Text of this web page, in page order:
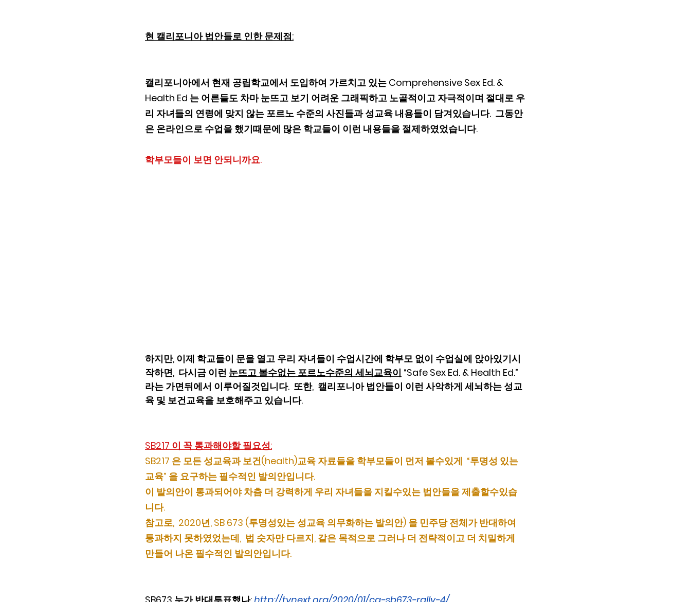
현 캘리포니아 법안들로 인한 문제점:
캘리포니아에서 현재 공립학교에서 도입하여 가르치고 있는 Comprehensive Sex Ed. &
Health Ed 는 어른들도 차마 눈뜨고 보기 어려운 그래픽하고 노골적이고 자극적이며 절대로 우
리 자녀들의 연령에 맞지 않는 포르노 수준의 사진들과 성교육 내용들이 담겨있습니다.  그동안
은 온라인으로 수업을 했기때문에 많은 학교들이 이런 내용들을 절제하였었습니다.
학부모들이 보면 안되니까요.
하지만, 이제 학교들이 문을 열고 우리 자녀들이 수업시간에 학부모 없이 수업실에 앉아있기시
작하면,  다시금 이런 눈뜨고 볼수없는 포르노수준의 세뇌교육이 “Safe Sex Ed. & Health Ed.”
라는 가면뒤에서 이루어질것입니다.  또한,  캘리포니아 법안들이 이런 사악하게 세뇌하는 성교
육 및 보건교육을 보호해주고 있습니다.
SB217 이 꼭 통과해야할 필요성:
SB217 은 모든 성교육과 보건(health)교육 자료들을 학부모들이 먼저 볼수있게  “투명성 있는
교육” 을 요구하는 필수적인 발의안입니다.
이 발의안이 통과되어야 차츰 더 강력하게 우리 자녀들을 지킬수있는 법안들을 제출할수있습
니다.
참고로,  2020년, SB 673 (투명성있는 성교육 의무화하는 발의안) 을 민주당 전체가 반대하여
통과하지 못하였었는데,  법 숫자만 다르지, 같은 목적으로 그러나 더 전략적이고 더 치밀하게
만들어 나온 필수적인 발의안입니다.